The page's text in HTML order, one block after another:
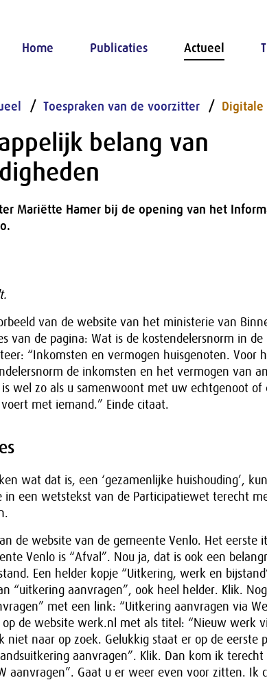
Home Publicaties Actueel
Toespraken van de voorzitter Digitale
belang van
Mariëtte Hamer bij de opening van het
van de website van het ministerie van
van de pagina: Wat is de kostendelersnorm in de
“Inkomsten en vermogen huisgenoten. Voor
de inkomsten en het vermogen van
wel zo als u samenwoont met uw echtgenoot of
met iemand.” Einde citaat.
wat dat is, een ‘gezamenlijke huishouding’,
in een wetstekst van de Participatiewet terecht
de website van de gemeente Venlo. Het eerste
Venlo is “Afval”. Nou ja, dat is ook een
Een helder kopje “Uitkering, werk en
“uitkering aanvragen”, ook heel helder. Klik.
met een link: “Uitkering aanvragen via
de website werk.nl met als titel: “Nieuw werk
niet naar op zoek. Gelukkig staat er op de eerste
aanvragen”. Klik. Dan kom ik terecht
aanvragen”. Gaat u er weer even voor zitten. Ik